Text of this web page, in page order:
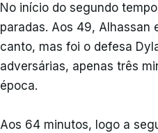
No início do segundo
paradas. Aos 49, Alhassan
canto, mas foi o defesa
adversárias, apenas três
época.
Aos 64 minutos, logo a